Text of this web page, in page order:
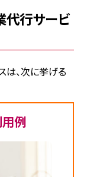
代行サービ
は、次に挙げる
用例